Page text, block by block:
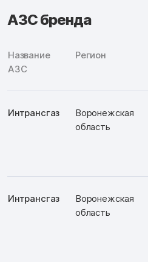
АЗС бренда
Название
АЗС
Регион
Интрансгаз
Воронежская
область
Интрансгаз
Воронежская
область